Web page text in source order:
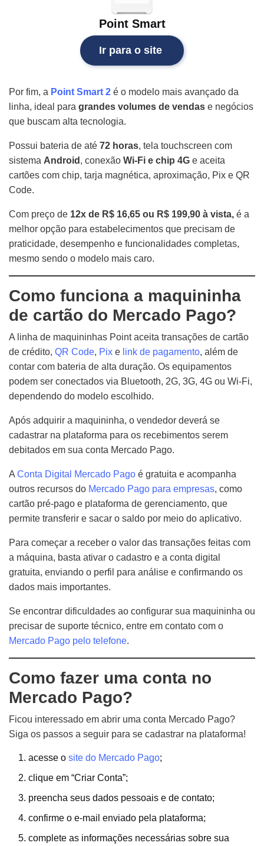
Point Smart
Ir para o site
Por fim, a Point Smart 2 é o modelo mais avançado da
linha, ideal para grandes volumes de vendas e negócios
que buscam alta tecnologia.
Possui bateria de até 72 horas, tela touchscreen com
sistema Android , conexão Wi-Fi e chip 4G e aceita
cartões com chip, tarja magnética, aproximação, Pix e QR
Code.
Com preço de 12x de R$ 16,65 ou R$ 199,90 à vista, é a
melhor opção para estabelecimentos que precisam de
praticidade, desempenho e funcionalidades completas,
mesmo sendo o modelo mais caro.
Como funciona a maquininha
de cartão do Mercado Pago?
A linha de maquininhas Point aceita transações de cartão
de crédito, QR Code, Pix e link de pagamento, além de
contar com bateria de alta duração. Os equipamentos
podem ser conectados via Bluetooth, 2G, 3G, 4G ou Wi-Fi,
dependendo do modelo escolhido.
Após adquirir a maquininha, o vendedor deverá se
cadastrar na plataforma para os recebimentos serem
debitados em sua conta Mercado Pago.
A Conta Digital Mercado Pago é gratuita e acompanha
outros recursos do Mercado Pago para empresas, como
cartão pré-pago e plataforma de gerenciamento, que
permite transferir e sacar o saldo por meio do aplicativo.
Para começar a receber o valor das transações feitas com
a máquina, basta ativar o cadastro e a conta digital
gratuita, enviando o perfil para análise e confirmando os
dados mais importantes.
Se encontrar dificuldades ao configurar sua maquininha ou
precisar de suporte técnico, entre em contato com o
Mercado Pago pelo telefone.
Como fazer uma conta no
Mercado Pago?
Ficou interessado em abrir uma conta Mercado Pago?
Siga os passos a seguir para se cadastrar na plataforma!
acesse o site do Mercado Pago;
clique em “Criar Conta”;
preencha seus dados pessoais e de contato;
confirme o e-mail enviado pela plataforma;
complete as informações necessárias sobre sua